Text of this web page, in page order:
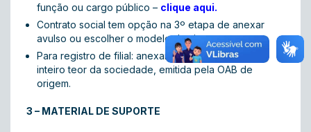
função ou cargo público – clique aqui.
Contrato social tem opção na 3º etapa de anexar
avulso ou escolher o modelo do sistema.
Para registro de filial: anexar certidão original de
inteiro teor da sociedade, emitida pela OAB de
origem.
3 – MATERIAL DE SUPORTE